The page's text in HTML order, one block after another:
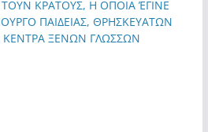
ΚΡΑΤΟΥΣ, Η ΟΠΟΙΑ ΈΓΙΝΕ
ΠΑΙΔΕΙΑΣ, ΘΡΗΣΚΕΥΑΤΩΝ
ΚΕΝΤΡΑ ΞΕΝΩΝ ΓΛΩΣΣΩΝ